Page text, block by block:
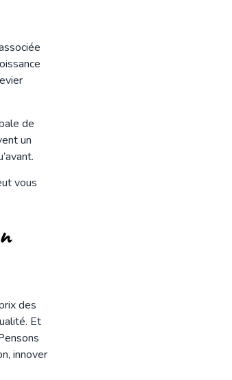
de
un
vous
des
Et
innover